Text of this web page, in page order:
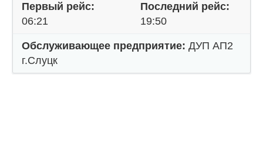
Первый рейс:
06:21
Последний рейс:
19:50
Обслуживающее предприятие: ДУП АП2
г.Слуцк